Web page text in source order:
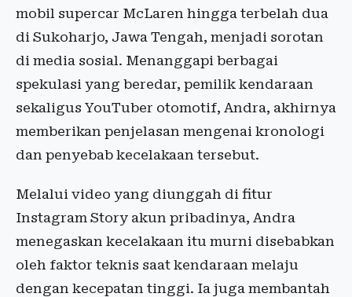
mobil supercar McLaren hingga terbelah dua
di Sukoharjo, Jawa Tengah, menjadi sorotan
di media sosial. Menanggapi berbagai
spekulasi yang beredar, pemilik kendaraan
sekaligus YouTuber otomotif, Andra, akhirnya
memberikan penjelasan mengenai kronologi
dan penyebab kecelakaan tersebut.
Melalui video yang diunggah di fitur
Instagram Story akun pribadinya, Andra
menegaskan kecelakaan itu murni disebabkan
oleh faktor teknis saat kendaraan melaju
dengan kecepatan tinggi. Ia juga membantah